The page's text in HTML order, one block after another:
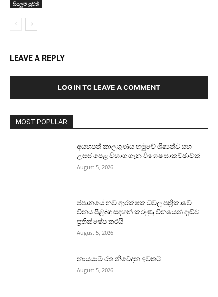
සියලුම පුවත්
LEAVE A REPLY
LOG IN TO LEAVE A COMMENT
MOST POPULAR
අයහපත් කාලගුණය හමුවේ ශිෂ්‍යත්ව සහ
උසස් පෙළ විභාග ගැන විශේෂ සාකච්ඡාවක්
August 5, 2026
ජපානයේ නව ආරක්ෂක ධවල පත්‍රිකාවේ
චීනය පිළිබඳ සඳහන් කරුණු චීනයෙන් දැඩිව
ප්‍රතික්ෂේප කරයි
August 5, 2026
නායයාම් රතු නිවේදන ඉවතට
August 5, 2026